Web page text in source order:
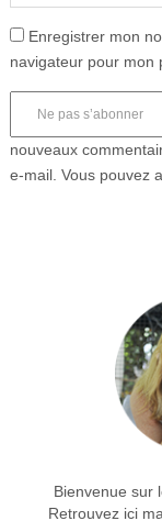
Enregistrer mon
navigateur pour mon
nouveaux
e-mail. Vous pouvez
Bienvenue sur
Retrouvez ici